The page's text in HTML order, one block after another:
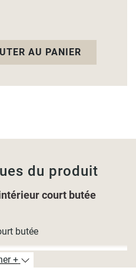
AU PANIER
du produit
court butée
butée
+